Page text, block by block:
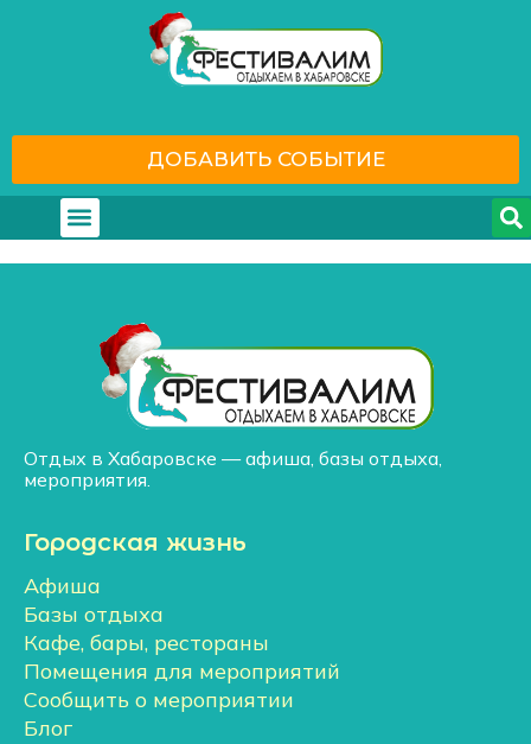
ДОБАВИТЬ СОБЫТИЕ
Отдых в Хабаровске — афиша, базы отдыха,
мероприятия.
Городская жизнь
Афиша
Базы отдыха
Кафе, бары, рестораны
Помещения для мероприятий
Сообщить о мероприятии
Блог